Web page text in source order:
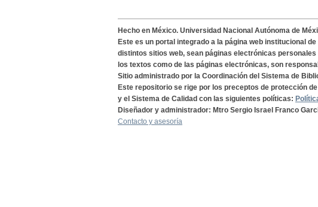
Hecho en México. Universidad Nacional Autónoma de
Este es un portal integrado a la página web institucional
distintos sitios web, sean páginas electrónicas
los textos como de las páginas electrónicas, son
Sitio administrado por la Coordinación del Sistema de
Este repositorio se rige por los preceptos de protección
y el Sistema de Calidad con las siguientes políticas:
Diseñador y administrador: Mtro Sergio Israel Franco
Contacto y asesoría